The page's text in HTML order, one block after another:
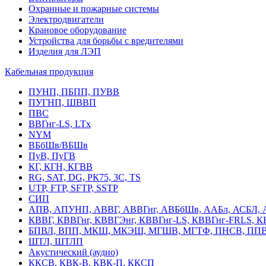
Охранные и пожарные системы
Электродвигатели
Крановое оборудование
Устройства для борьбы с вредителями
Изделия для ЛЭП
Кабельная продукция
ПУНП, ПБПП, ПУВВ
ПУГНП, ШВВП
ПВС
ВВГнг-LS, LTx
NYM
ВБбШв/ВБШв
ПуВ, ПуГВ
КГ, КГН, КГВВ
RG, SAT, DG, РК75, 3С, TS
UTP, FTP, SFTP, SSTP
СИП
АПВ, АПУНП, АВВГ, АВВГнг, АВБбШв, ААБл, АСБЛ,
КВВГ, КВВГнг, КВВГЭнг, КВВГнг-LS, КВВГнг-FRLS,
БПВЛ, ВПП, МКШ, МКЭШ, МГШВ, МГТФ, ПНСВ,
ШТЛ, ШТЛП
Акустический (аудио)
ККСВ, КВК-В, КВК-П, ККСП